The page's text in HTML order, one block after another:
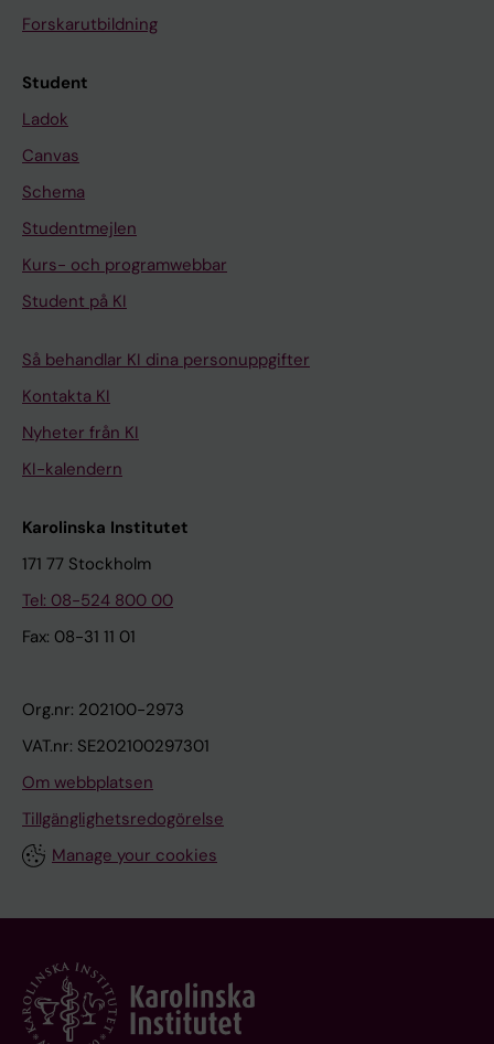
Forskarutbildning
Student
Ladok
Canvas
Schema
Studentmejlen
Kurs- och programwebbar
Student på KI
Så behandlar KI dina personuppgifter
Kontakta KI
Nyheter från KI
KI-kalendern
Karolinska Institutet
171 77 Stockholm
Tel: 08-524 800 00
Fax: 08-31 11 01
Org.nr: 202100-2973
VAT.nr: SE202100297301
Om webbplatsen
Tillgänglighetsredogörelse
Manage your cookies